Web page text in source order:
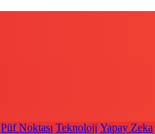
Püf Noktası Teknoloji Yapay Zeka